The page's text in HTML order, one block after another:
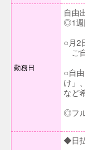
勤務日
自由
◎1週
○月2
ご
○自
け」
など
◎フ
◆日